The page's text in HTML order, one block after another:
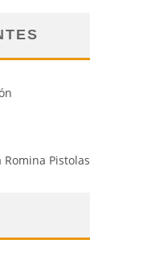
Romina Pistolas